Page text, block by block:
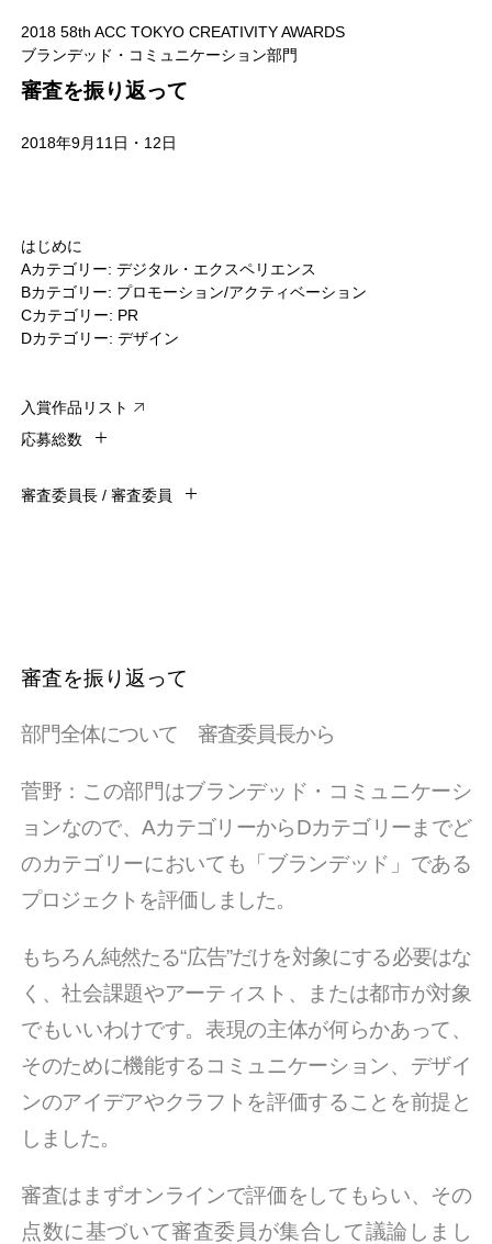
2018 58th ACC TOKYO CREATIVITY AWARDS
ブランデッド・コミュニケーション部門
審査を振り返って
2018年9月11日・12日
はじめに
Aカテゴリー: デジタル・エクスペリエンス
Bカテゴリー: プロモーション/アクティベーション
Cカテゴリー: PR
Dカテゴリー: デザイン
入賞作品リスト
応募総数
審査委員長 / 審査委員
審査を振り返って
部門全体について 審査委員長から
菅野：この部門はブランデッド・コミュニケーシ
ョンなので、AカテゴリーからDカテゴリーまでど
のカテゴリーにおいても「ブランデッド」である
プロジェクトを評価しました。
もちろん純然たる“広告”だけを対象にする必要はな
く、社会課題やアーティスト、または都市が対象
でもいいわけです。表現の主体が何らかあって、
そのために機能するコミュニケーション、デザイ
ンのアイデアやクラフトを評価することを前提と
しました。
審査はまずオンラインで評価をしてもらい、その
点数に基づいて審査委員が集合して議論しまし